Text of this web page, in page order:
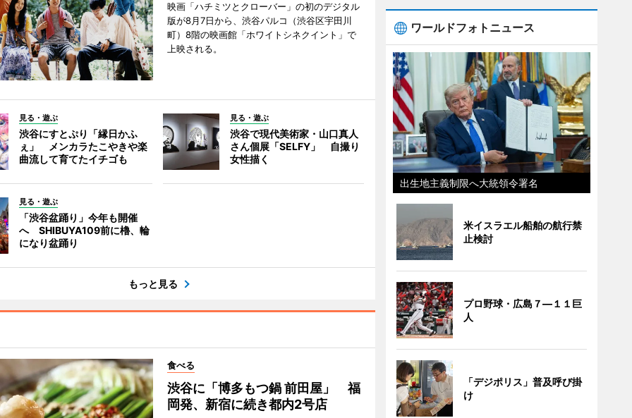
映画「ハチミツとクローバー」の初のデジタル
版が8月7日から、渋谷パルコ（渋谷区宇田川
町）8階の映画館「ホワイトシネクイント」で
上映される。
見る・遊ぶ
渋谷にすとぷり「縁日かふ
ぇ」 メンカラたこやきや楽
曲流して育てたイチゴも
見る・遊ぶ
渋谷で現代美術家・山口真人
さん個展「SELFY」 自撮り
女性描く
見る・遊ぶ
「渋谷盆踊り」今年も開催
へ SHIBUYA109前に櫓、輪
になり盆踊り
もっと見る
食べる
渋谷に「博多もつ鍋 前田屋」 福
岡発、新宿に続き都内2号店
ワールドフォトニュース
出生地主義制限へ大統領令署名
米イスラエル船舶の航行禁
止検討
プロ野球・広島７―１１巨
人
「デジポリス」普及呼び掛
け